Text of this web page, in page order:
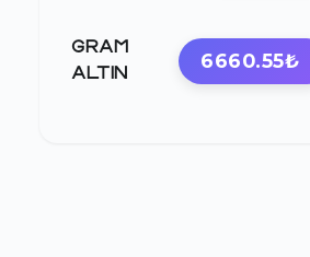
GRAM
ALTIN
6660.55₺